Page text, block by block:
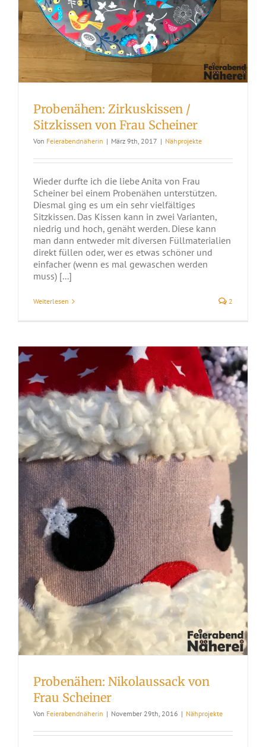
Probenähen: Zirkuskissen /
Sitzkissen von Frau Scheiner
Von Feierabendnäherin | März 9th, 2017 | Nähprojekte
Wieder durfte ich die liebe Anita von Frau
Scheiner bei einem Probenähen unterstützen.
Diesmal ging es um ein sehr vielfältiges
Sitzkissen. Das Kissen kann in zwei Varianten,
niedrig und hoch, genäht werden. Diese kann
man dann entweder mit diversen Füllmaterialien
direkt füllen oder, wer es etwas schöner und
einfacher (wenn es mal gewaschen werden
muss) [...]
Weiterlesen 2
Probenähen: Nikolaussack von
Frau Scheiner
Von Feierabendnäherin | November 29th, 2016 | Nähprojekte